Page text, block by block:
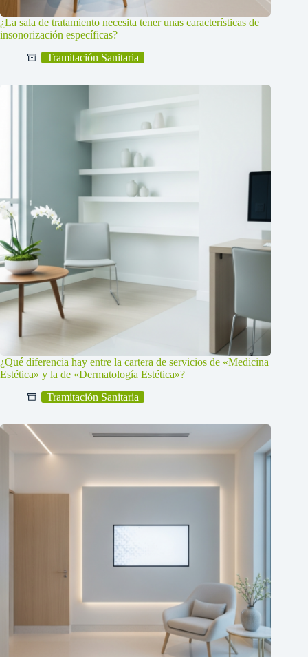
¿La sala de tratamiento necesita tener unas características de
insonorización específicas?
Tramitación Sanitaria
¿Qué diferencia hay entre la cartera de servicios de «Medicina
Estética» y la de «Dermatología Estética»?
Tramitación Sanitaria